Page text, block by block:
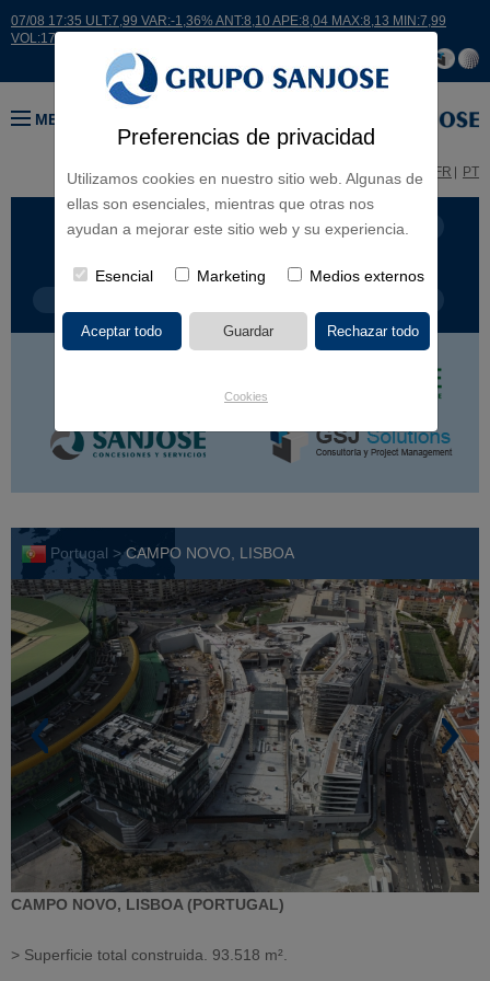
Preferencias de privacidad
Utilizamos cookies en nuestro sitio web. Algunas de
ellas son esenciales, mientras que otras nos
ayudan a mejorar este sitio web y su experiencia.
Esencial Marketing Medios externos
Cookies
07/08 17:35 ULT:7,99 VAR:-1,36% ANT:8,10 APE:8,04 MAX:8,13 MIN:7,99
VOL:17664
MENÚ
EN FR PT
LÍNEA DE NEGOCIO CONTINENTES
Portugal >CAMPO NOVO, LISBOA
CAMPO NOVO, LISBOA (PORTUGAL)
> Superficie total construida. 93.518 m².